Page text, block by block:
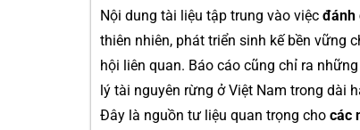
Nội dung tài liệu tập trung vào việc đánh
thiên nhiên, phát triển sinh kế bền vững
hội liên quan. Báo cáo cũng chỉ ra
lý tài nguyên rừng ở Việt Nam trong dài
Đây là nguồn tư liệu quan trọng cho các